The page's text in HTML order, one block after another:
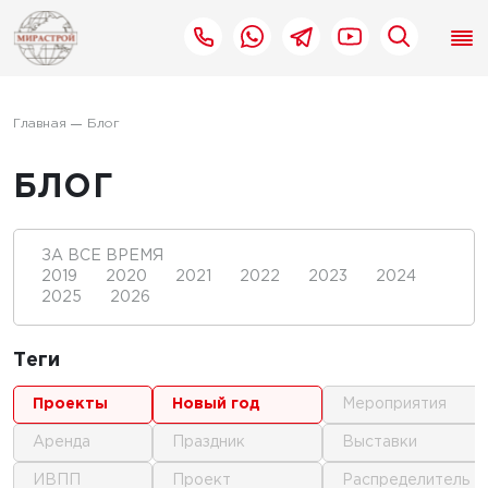
Главная Блог
БЛОГ
ЗА ВСЕ ВРЕМЯ
2019
2020 2021 2022 2023
2024
2025
2026
Теги
проекты
аренда
ИВПП
новый год
праздник
проект
мероприятия
выставки
распределитель